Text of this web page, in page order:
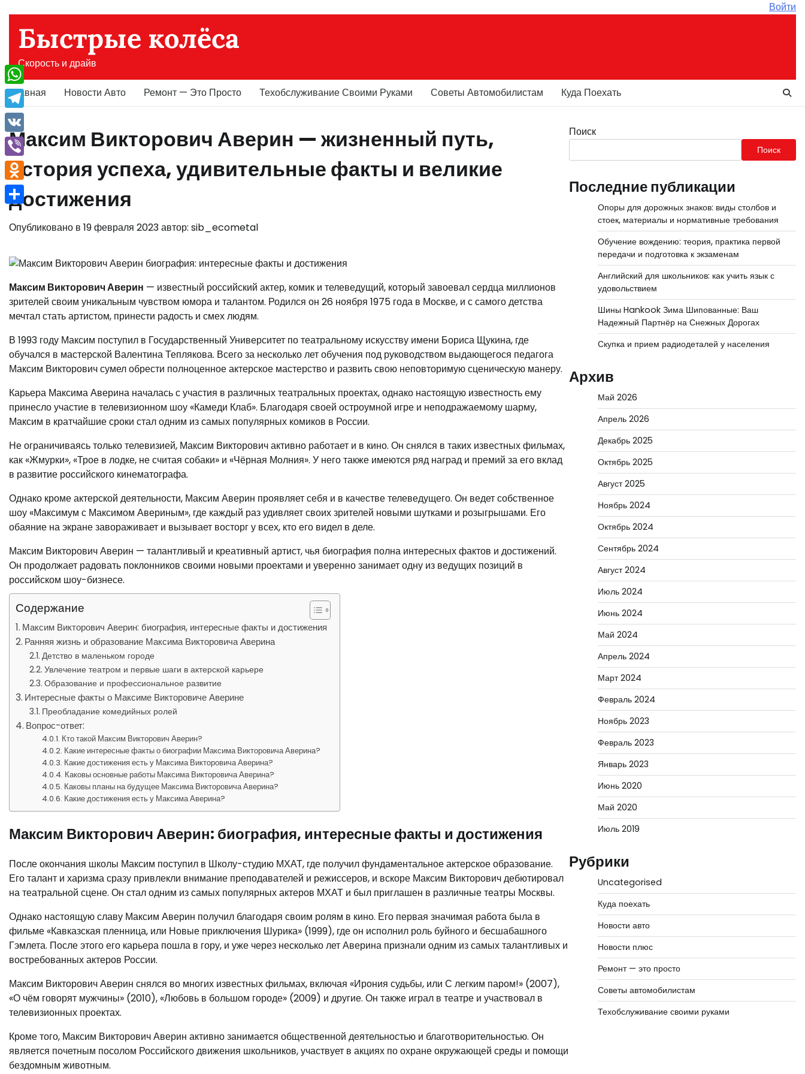
содержимому
Войти
Быстрые колёса
Скорость и драйв
Главная Новости Авто Ремонт — Это Просто Техобслуживание Своими Руками Советы Автомобилистам Куда Поехать
Максим Викторович Аверин — жизненный путь,
история успеха, удивительные факты и великие
достижения
Опубликовано в 19 февраля 2023автор: sib_ecometal
Максим Викторович Аверин — известный российский актер, комик и телеведущий, который завоевал сердца миллионов
зрителей своим уникальным чувством юмора и талантом. Родился он 26 ноября 1975 года в Москве, и с самого детства
мечтал стать артистом, принести радость и смех людям.
В 1993 году Максим поступил в Государственный Университет по театральному искусству имени Бориса Щукина, где
обучался в мастерской Валентина Теплякова. Всего за несколько лет обучения под руководством выдающегося педагога
Максим Викторович сумел обрести полноценное актерское мастерство и развить свою неповторимую сценическую манеру.
Карьера Максима Аверина началась с участия в различных театральных проектах, однако настоящую известность ему
принесло участие в телевизионном шоу «Камеди Клаб». Благодаря своей остроумной игре и неподражаемому шарму,
Максим в кратчайшие сроки стал одним из самых популярных комиков в России.
Не ограничиваясь только телевизией, Максим Викторович активно работает и в кино. Он снялся в таких известных фильмах,
как «Жмурки», «Трое в лодке, не считая собаки» и «Чёрная Молния». У него также имеются ряд наград и премий за его вклад
в развитие российского кинематографа.
Однако кроме актерской деятельности, Максим Аверин проявляет себя и в качестве телеведущего. Он ведет собственное
шоу «Максимум с Максимом Авериным», где каждый раз удивляет своих зрителей новыми шутками и розыгрышами. Его
обаяние на экране завораживает и вызывает восторг у всех, кто его видел в деле.
Максим Викторович Аверин — талантливый и креативный артист, чья биография полна интересных фактов и достижений.
Он продолжает радовать поклонников своими новыми проектами и уверенно занимает одну из ведущих позиций в
российском шоу-бизнесе.
Содержание
Максим Викторович Аверин: биография, интересные факты и достижения
Ранняя жизнь и образование Максима Викторовича Аверина
Детство в маленьком городе
Увлечение театром и первые шаги в актерской карьере
Образование и профессиональное развитие
Интересные факты о Максиме Викторовиче Аверине
Преобладание комедийных ролей
Вопрос-ответ:
Кто такой Максим Викторович Аверин?
Какие интересные факты о биографии Максима Викторовича Аверина?
Какие достижения есть у Максима Викторовича Аверина?
Каковы основные работы Максима Викторовича Аверина?
Каковы планы на будущее Максима Викторовича Аверина?
Какие достижения есть у Максима Аверина?
Максим Викторович Аверин: биография, интересные факты и достижения
После окончания школы Максим поступил в Школу-студию МХАТ, где получил фундаментальное актерское образование.
Его талант и харизма сразу привлекли внимание преподавателей и режиссеров, и вскоре Максим Викторович дебютировал
на театральной сцене. Он стал одним из самых популярных актеров МХАТ и был приглашен в различные театры Москвы.
Однако настоящую славу Максим Аверин получил благодаря своим ролям в кино. Его первая значимая работа была в
фильме «Кавказская пленница, или Новые приключения Шурика» (1999), где он исполнил роль буйного и бесшабашного
Гэмлета. После этого его карьера пошла в гору, и уже через несколько лет Аверина признали одним из самых талантливых и
востребованных актеров России.
Максим Викторович Аверин снялся во многих известных фильмах, включая «Ирония судьбы, или С легким паром!» (2007),
«О чём говорят мужчины» (2010), «Любовь в большом городе» (2009) и другие. Он также играл в театре и участвовал в
телевизионных проектах.
Кроме того, Максим Викторович Аверин активно занимается общественной деятельностью и благотворительностью. Он
является почетным посолом Российского движения школьников, участвует в акциях по охране окружающей среды и помощи
бездомным животным.
Поиск
Поиск
Последние публикации
Опоры для дорожных знаков: виды столбов и
стоек, материалы и нормативные требования
Обучение вождению: теория, практика первой
передачи и подготовка к экзаменам
Английский для школьников: как учить язык с
удовольствием
Шины Hankook Зима Шипованные: Ваш
Надежный Партнёр на Снежных Дорогах
Скупка и прием радиодеталей у населения
Архив
Май 2026
Апрель 2026
Декабрь 2025
Октябрь 2025
Август 2025
Ноябрь 2024
Октябрь 2024
Сентябрь 2024
Август 2024
Июль 2024
Июнь 2024
Май 2024
Апрель 2024
Март 2024
Февраль 2024
Ноябрь 2023
Февраль 2023
Январь 2023
Июнь 2020
Май 2020
Июль 2019
Рубрики
Uncategorised
Куда поехать
Новости авто
Новости плюс
Ремонт — это просто
Советы автомобилистам
Техобслуживание своими руками
WhatsApp
Telegram
VK
Viber
Odnoklassniki
Отправить